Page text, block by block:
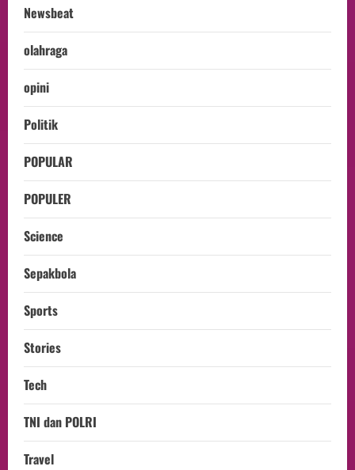
Newsbeat
olahraga
opini
Politik
POPULAR
POPULER
Science
Sepakbola
Sports
Stories
Tech
TNI dan POLRI
Travel